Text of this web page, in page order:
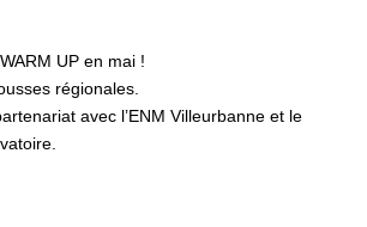
UP en mai !
régionales.
avec l’ENM Villeurbanne et le